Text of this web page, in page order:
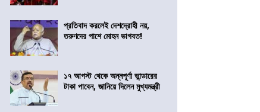
প্রতিবাদ করলেই দেশদ্রোহী নয়,
তরুণদের পাশে মোহন ভাগবত!
১৭ আগস্ট থেকে অন্নপূর্ণা ভান্ডারের
টাকা পাবেন, জানিয়ে দিলেন মুখ্যমন্ত্রী